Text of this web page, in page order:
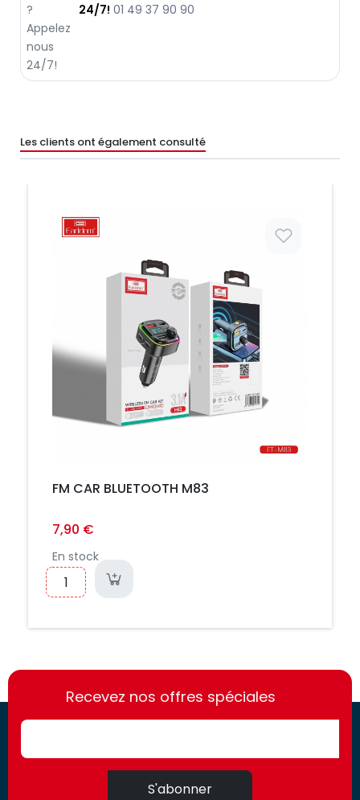
24/7! 01 49 37 90 90
Les clients ont également consulté
Prix
FM CAR BLUETOOTH M83
7,90 €
En stock
https://france-
access.fr
https://france-
access.fr
Recevez nos offres spéciales
S'abonner